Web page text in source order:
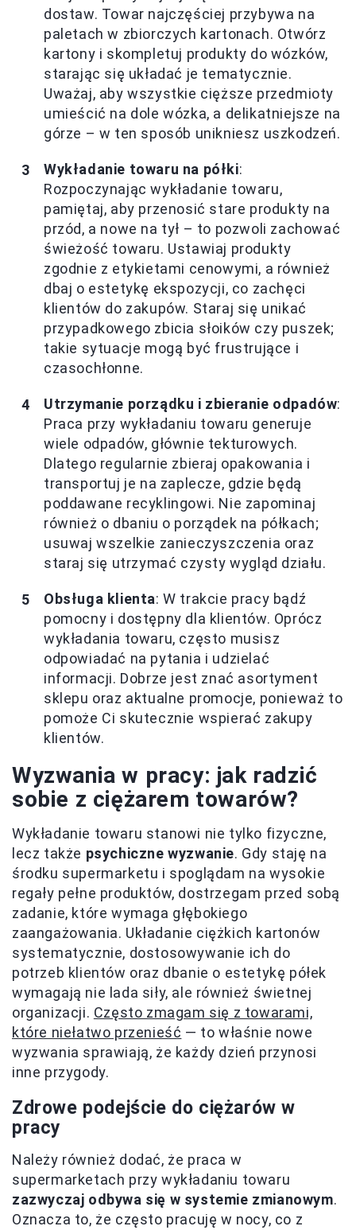
dostaw. Towar najczęściej przybywa na
paletach w zbiorczych kartonach. Otwórz
kartony i skompletuj produkty do wózków,
starając się układać je tematycznie.
Uważaj, aby wszystkie cięższe przedmioty
umieścić na dole wózka, a delikatniejsze na
górze – w ten sposób unikniesz uszkodzeń.
Wykładanie towaru na półki:
Rozpoczynając wykładanie towaru,
pamiętaj, aby przenosić stare produkty na
przód, a nowe na tył – to pozwoli zachować
świeżość towaru. Ustawiaj produkty
zgodnie z etykietami cenowymi, a również
dbaj o estetykę ekspozycji, co zachęci
klientów do zakupów. Staraj się unikać
przypadkowego zbicia słoików czy puszek;
takie sytuacje mogą być frustrujące i
czasochłonne.
Utrzymanie porządku i zbieranie odpadów:
Praca przy wykładaniu towaru generuje
wiele odpadów, głównie tekturowych.
Dlatego regularnie zbieraj opakowania i
transportuj je na zaplecze, gdzie będą
poddawane recyklingowi. Nie zapominaj
również o dbaniu o porządek na półkach;
usuwaj wszelkie zanieczyszczenia oraz
staraj się utrzymać czysty wygląd działu.
Obsługa klienta: W trakcie pracy bądź
pomocny i dostępny dla klientów. Oprócz
wykładania towaru, często musisz
odpowiadać na pytania i udzielać
informacji. Dobrze jest znać asortyment
sklepu oraz aktualne promocje, ponieważ to
pomoże Ci skutecznie wspierać zakupy
klientów.
Wyzwania w pracy: jak radzić
sobie z ciężarem towarów?
Wykładanie towaru stanowi nie tylko fizyczne,
lecz także psychiczne wyzwanie. Gdy staję na
środku supermarketu i spoglądam na wysokie
regały pełne produktów, dostrzegam przed sobą
zadanie, które wymaga głębokiego
zaangażowania. Układanie ciężkich kartonów
systematycznie, dostosowywanie ich do
potrzeb klientów oraz dbanie o estetykę półek
wymagają nie lada siły, ale również świetnej
organizacji. Często zmagam się z towarami,
które niełatwo przenieść — to właśnie nowe
wyzwania sprawiają, że każdy dzień przynosi
inne przygody.
Zdrowe podejście do ciężarów w
pracy
Należy również dodać, że praca w
supermarketach przy wykładaniu towaru
zazwyczaj odbywa się w systemie zmianowym.
Oznacza to, że często pracuję w nocy, co z